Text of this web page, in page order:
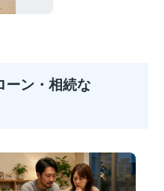
ーン・相続な